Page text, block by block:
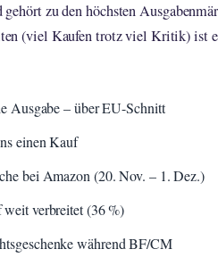
zu den höchsten
(viel Kaufen trotz viel Kritik) ist
Ausgabe – über EU-Schnitt
einen Kauf
bei Amazon (20. Nov. – 1. Dez.)
verbreitet (36 %)
während BF/CM